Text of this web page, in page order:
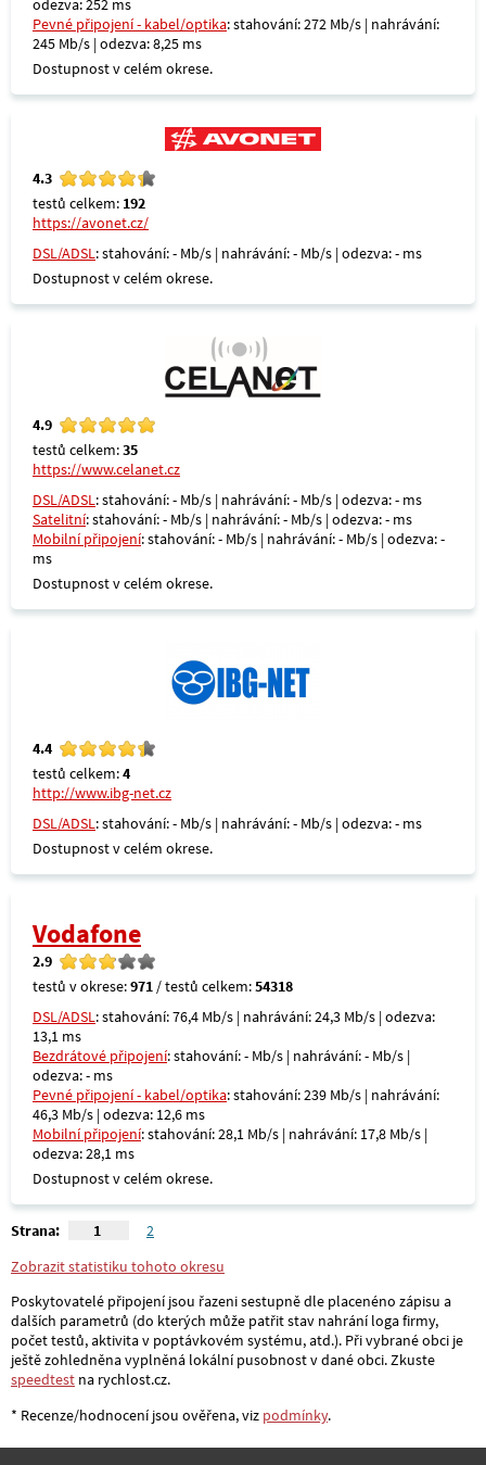
odezva: 252 ms
Pevné připojení - kabel/optika: stahování: 272 Mb/s | nahrávání:
245 Mb/s | odezva: 8,25 ms
Dostupnost v celém okrese.
4.3
testů celkem: 192
https://avonet.cz/
DSL/ADSL: stahování: - Mb/s | nahrávání: - Mb/s | odezva: - ms
Dostupnost v celém okrese.
4.9
testů celkem:35
https://www.celanet.cz
DSL/ADSL: stahování: - Mb/s | nahrávání: - Mb/s | odezva: - ms
Satelitní: stahování: - Mb/s | nahrávání: - Mb/s | odezva: - ms
Mobilní připojení: stahování: - Mb/s | nahrávání: - Mb/s | odezva: -
ms
Dostupnost v celém okrese.
4.4
testů celkem:4
http://www.ibg-net.cz
DSL/ADSL: stahování: - Mb/s | nahrávání: - Mb/s | odezva: - ms
Dostupnost v celém okrese.
Vodafone
2.9
testů v okrese:971 / testů celkem:54318
DSL/ADSL: stahování: 76,4 Mb/s | nahrávání: 24,3 Mb/s | odezva:
13,1 ms
Bezdrátové připojení: stahování: - Mb/s | nahrávání: - Mb/s |
odezva: - ms
Pevné připojení - kabel/optika: stahování: 239 Mb/s | nahrávání:
46,3 Mb/s | odezva: 12,6 ms
Mobilní připojení: stahování: 28,1 Mb/s | nahrávání: 17,8 Mb/s |
odezva: 28,1 ms
Dostupnost v celém okrese.
Strana: 1
2
Zobrazit statistiku tohoto okresu
Poskytovatelé připojení jsou řazeni sestupně dle placenéno zápisu a
dalších parametrů (do kterých může patřit stav nahrání loga firmy,
počet testů, aktivita v poptávkovém systému, atd.). Při vybrané obci je
ještě zohledněna vyplněná lokální pusobnost v dané obci. Zkuste
speedtest na rychlost.cz.
* Recenze/hodnocení jsou ověřena, viz podmínky.